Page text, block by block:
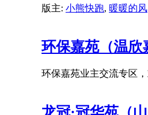
版主: 小熊快跑, 暖暖的风
环保嘉苑（温欣
环保嘉苑业主交流专区
龙冠·冠华苑（